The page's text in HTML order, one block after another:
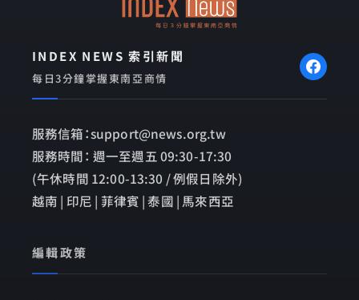
INDEX NEWS 索引新聞
每日3分鐘掌握東南亞商情
服務信箱：support@news.org.tw
服務時間： 週一至週五 09:30-17:30
(午休時間 12:00-13:30 / 例假日除外)
越南 | 印尼 | 菲律賓 | 泰國 | 馬來西亞
編輯政策